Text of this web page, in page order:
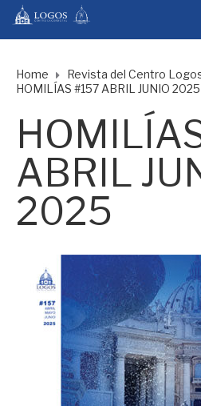
Home
Revista del Centro
HOMILÍAS #157 ABRIL JUNIO 2025
ABRIL
2025